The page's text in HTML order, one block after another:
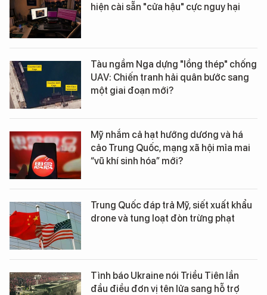
hiện cài sẵn "cửa hậu" cực nguy hại
Tàu ngầm Nga dựng "lồng thép" chống
UAV: Chiến tranh hải quân bước sang
một giai đoạn mới?
Mỹ nhắm cả hạt hướng dương và há
cảo Trung Quốc, mạng xã hội mỉa mai
“vũ khí sinh hóa” mới?
Trung Quốc đáp trả Mỹ, siết xuất khẩu
drone và tung loạt đòn trừng phạt
Tình báo Ukraine nói Triều Tiên lần
đầu điều đơn vị tên lửa sang hỗ trợ